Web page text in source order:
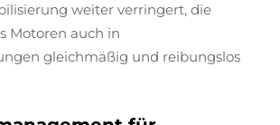
weiter verringert, die
Motoren auch in
gleichmäßig und reibungslos